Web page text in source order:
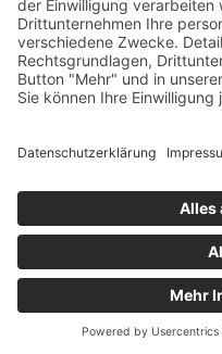
Spaß und
Impressum
©